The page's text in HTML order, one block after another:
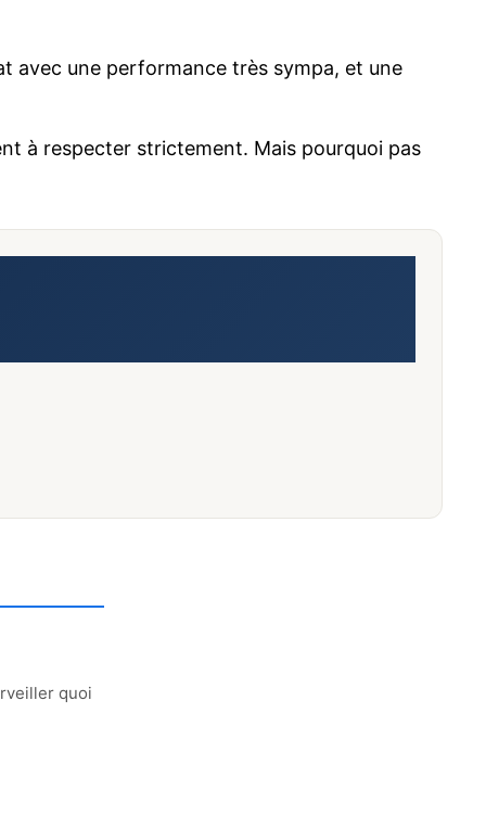
avec une performance très sympa, et une
à respecter strictement. Mais pourquoi pas
quoi